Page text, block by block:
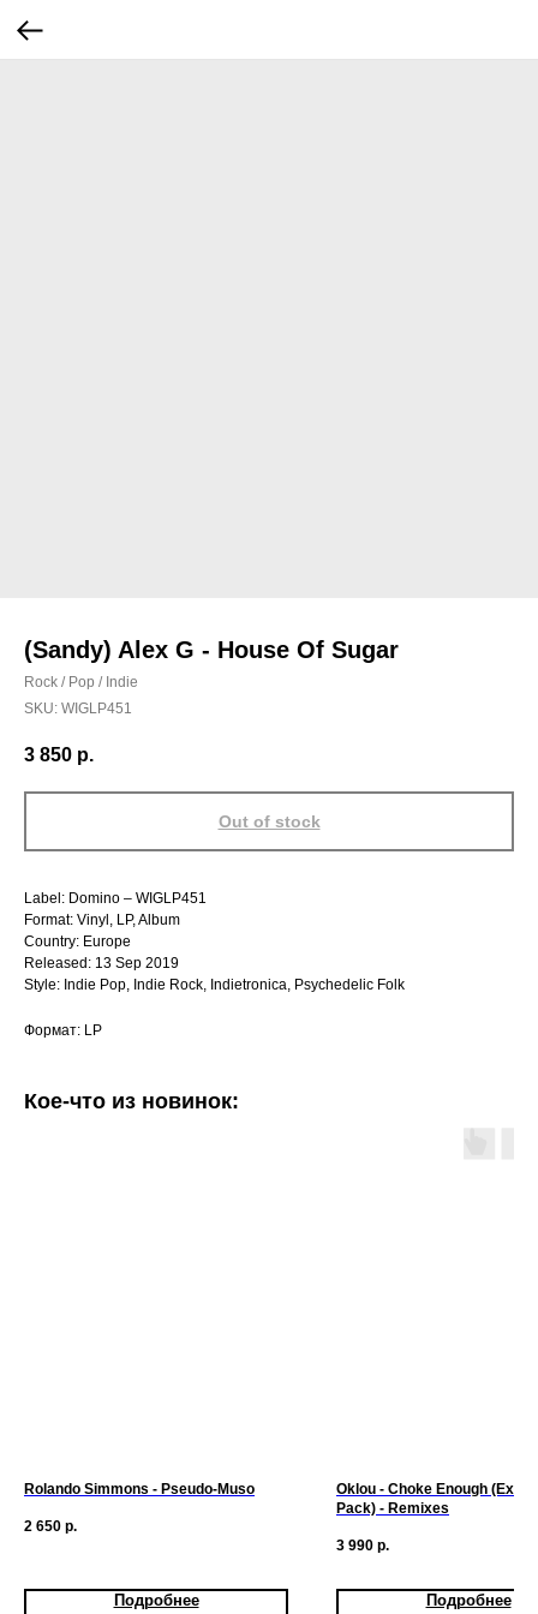
(Sandy) Alex G - House Of Sugar
Rock / Pop / Indie
SKU: WIGLP451
3 850 р.
Out of stock
Label: Domino ‎– WIGLP451
Format: Vinyl, LP, Album
Country: Europe
Released: 13 Sep 2019
Style: Indie Pop, Indie Rock, Indietronica, Psychedelic Folk
Формат: LP
Кое-что из новинок:
Rolando Simmons - Pseudo-Muso
2 650 р.
Подробнее
Oklou - Choke Enough
Pack) - Remixes
3 990 р.
Подробнее